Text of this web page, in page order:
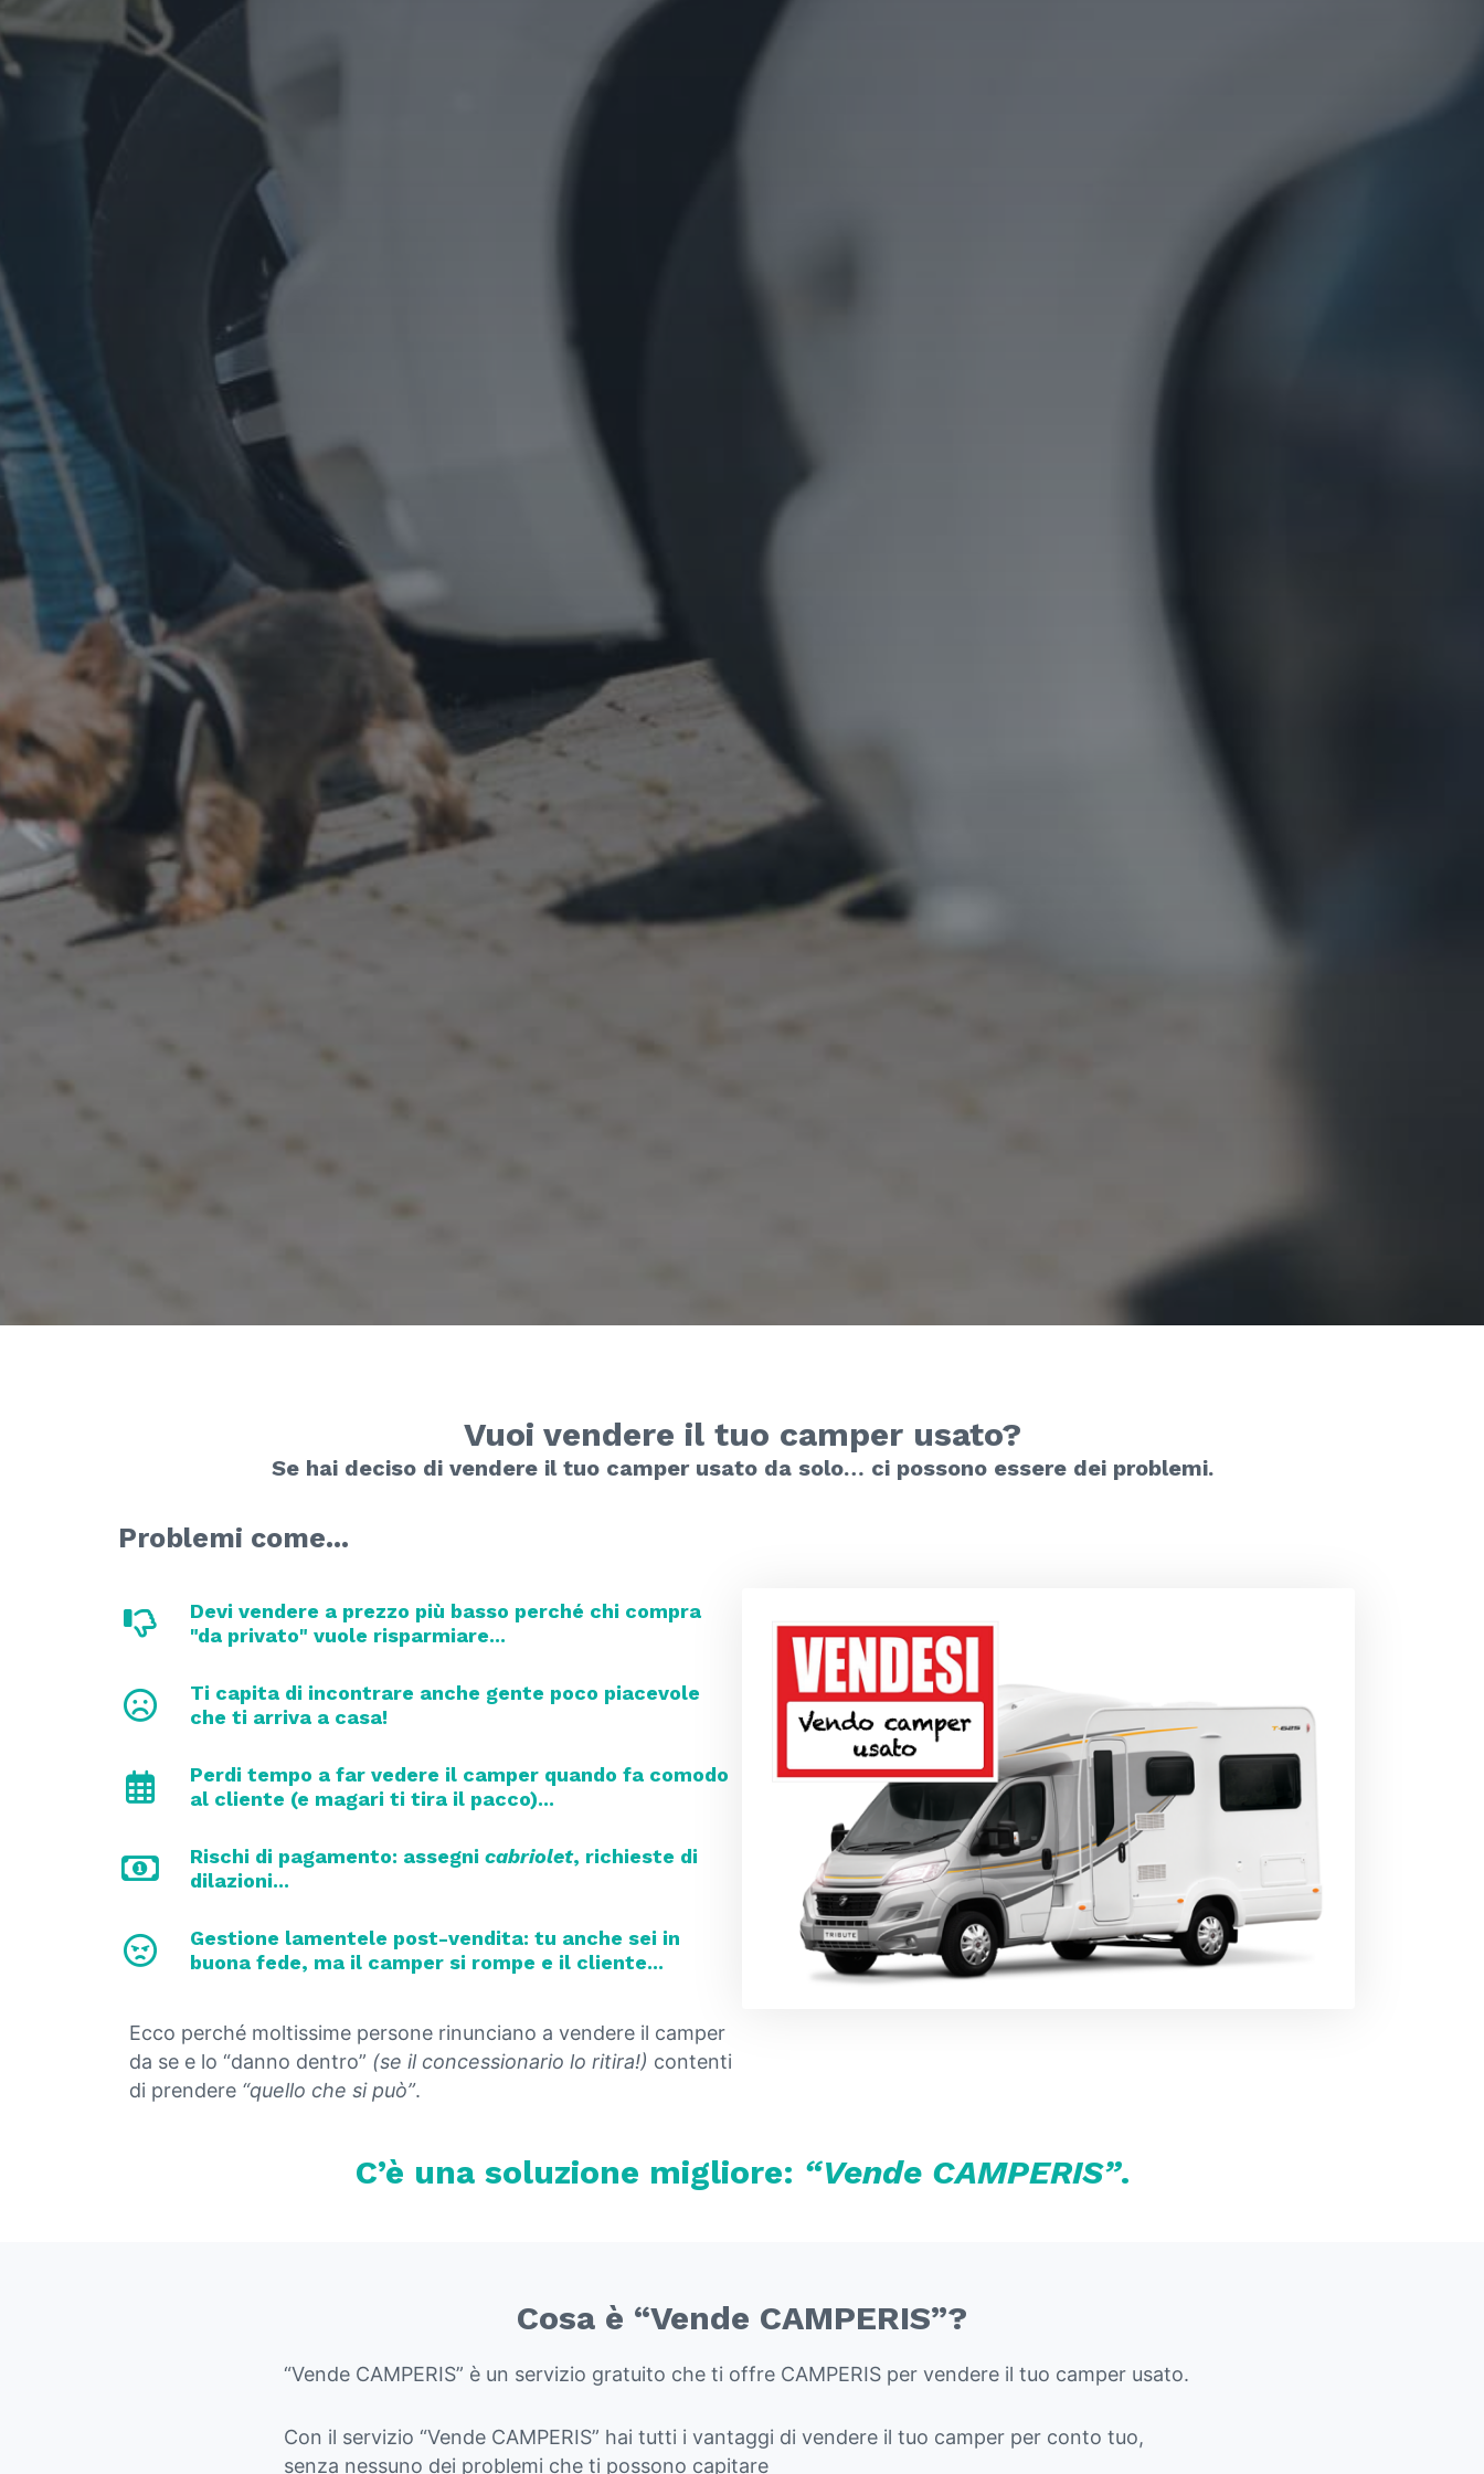
Vuoi vendere il tuo camper usato?
Se hai deciso di vendere il tuo camper usato da solo… ci possono essere dei problemi.
Problemi come...
Devi vendere a prezzo più basso perché chi compra
"da privato" vuole risparmiare...
Ti capita di incontrare anche gente poco piacevole
che ti arriva a casa!
Perdi tempo a far vedere il camper quando fa comodo
al cliente (e magari ti tira il pacco)...
Rischi di pagamento: assegni cabriolet, richieste di
dilazioni...
Gestione lamentele post-vendita: tu anche sei in
buona fede, ma il camper si rompe e il cliente...
Ecco perché moltissime persone rinunciano a vendere il camper
da se e lo “danno dentro” (se il concessionario lo ritira!) contenti
di prendere “quello che si può”.
C’è una soluzione migliore: “Vende CAMPERIS”.
Cosa è “Vende CAMPERIS”?
“Vende CAMPERIS” è un servizio gratuito che ti offre CAMPERIS per vendere il tuo camper usato.
Con il servizio “Vende CAMPERIS” hai tutti i vantaggi di vendere il tuo camper per conto tuo,
senza nessuno dei problemi che ti possono capitare